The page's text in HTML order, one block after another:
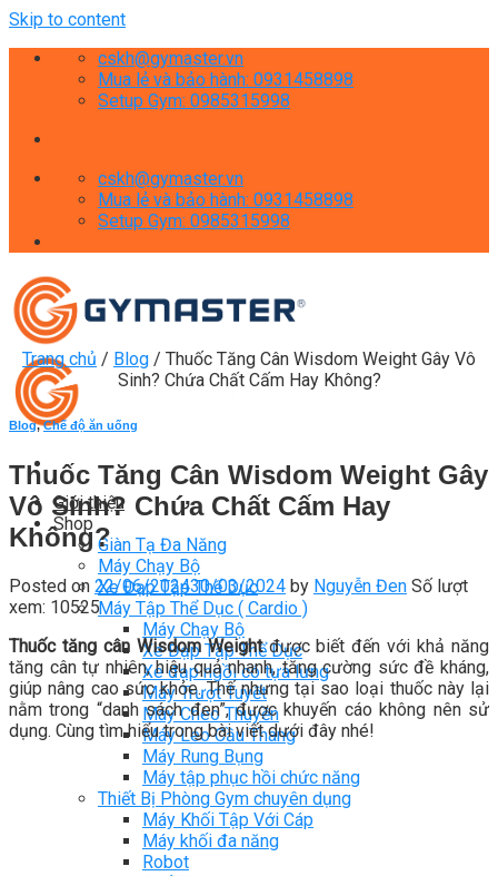
Skip to content
cskh@gymaster.vn
Mua lẻ và bảo hành: 0931458898
Setup Gym: 0985315998
cskh@gymaster.vn
Mua lẻ và bảo hành: 0931458898
Setup Gym: 0985315998
Giới thiệu
Shop
Giàn Tạ Đa Năng
Máy Chạy Bộ
Xe Đạp Tập Thể Dục
Máy Tập Thể Dục ( Cardio )
Máy Chạy Bộ
Xe Đạp Tập Thể Dục
Xe đạp ngồi có tựa lưng
Máy Trượt Tuyết
Máy Chèo Thuyền
Máy Leo Cầu Thang
Máy Rung Bụng
Máy tập phục hồi chức năng
Thiết Bị Phòng Gym chuyên dụng
Máy Khối Tập Với Cáp
Máy khối đa năng
Robot
Trang chủ / Blog / Thuốc Tăng Cân Wisdom Weight Gây Vô
Sinh? Chứa Chất Cấm Hay Không?
Blog,Chế độ ăn uống
Thuốc Tăng Cân Wisdom Weight Gây
Vô Sinh? Chứa Chất Cấm Hay
Không?
Posted on 22/06/202430/03/2024 by Nguyễn Đen Số lượt
xem: 10525
Thuốc tăng cân Wisdom Weightđược biết đến với khả năng
tăng cân tự nhiên, hiệu quả nhanh, tăng cường sức đề kháng,
giúp nâng cao sức khỏe. Thế nhưng tại sao loại thuốc này lại
nằm trong “danh sách đen”, được khuyến cáo không nên sử
dụng. Cùng tìm hiểu trong bài viết dưới đây nhé!